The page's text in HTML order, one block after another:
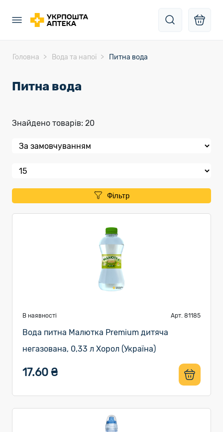
Головна Вода та напої Питна вода
Питна вода
Знайдено товарів: 20
Фільтр
В наявності Арт. 81185
Вода питна Малютка Premium дитяча
негазована, 0,33 л Хорол (Україна)
17.60 ₴